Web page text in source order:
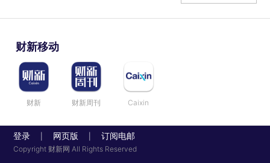
财新移动
财新 财新周刊 Caixin
登录 网页版 订阅电邮
Copyright 财新网 All Rights Reserved